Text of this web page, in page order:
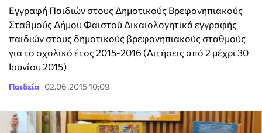
Εγγραφή Παιδιών στους Δημοτικούς Βρεφονηπιακούς
Σταθμούς Δήμου Φαιστού Δικαιολογητικά εγγραφής
παιδιών στους δημοτικούς βρεφονηπιακούς σταθμούς
για το σχολικό έτος 2015-2016 (Αιτήσεις από 2 μέχρι 30
Ιουνίου 2015)
Παιδεία 02.06.2015 10:09